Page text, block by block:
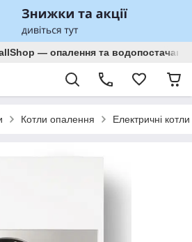
— опалення та водопостачання
Котли опалення Електричні котли